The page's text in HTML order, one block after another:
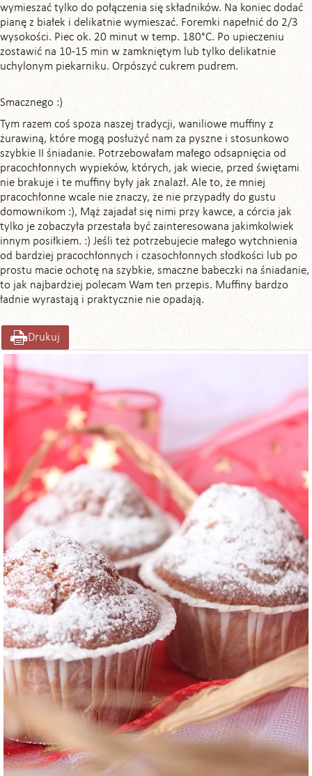
wymieszać tylko do połączenia się składników. Na koniec dodać
pianę z białek i delikatnie wymieszać. Foremki napełnić do 2/3
wysokości. Piec ok. 20 minut w temp. 180°C. Po upieczeniu
zostawić na 10-15 min w zamkniętym lub tylko delikatnie
uchylonym piekarniku. Orpószyć cukrem pudrem.
Smacznego :)
Tym razem coś spoza naszej tradycji, waniliowe muffiny z
żurawiną, które mogą posłużyć nam za pyszne i stosunkowo
szybkie II śniadanie. Potrzebowałam małego odsapnięcia od
pracochłonnych wypieków, których, jak wiecie, przed świętami
nie brakuje i te muffiny były jak znalazł. Ale to, że mniej
pracochłonne wcale nie znaczy, że nie przypadły do gustu
domownikom :), Mąż zajadał się nimi przy kawce, a córcia jak
tylko je zobaczyła przestała być zainteresowana jakimkolwiek
innym posiłkiem. :) Jeśli też potrzebujecie małego wytchnienia
od bardziej pracochłonnych i czasochłonnych słodkości lub po
prostu macie ochotę na szybkie, smaczne babeczki na śniadanie,
to jak najbardziej polecam Wam ten przepis. Muffiny bardzo
ładnie wyrastają i praktycznie nie opadają.
Drukuj